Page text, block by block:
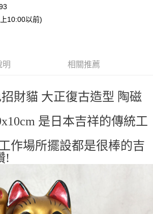
含以上)免運費
含以上)免運費
含以上)免運費
含以上)免運費
含以上)免運費
10:00以前)
明 相關推薦
財貓 大正復古造型 陶磁
是日本吉祥的傳統工
作場所擺設都是很棒的吉
!